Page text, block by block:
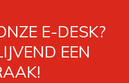
E-DESK?
EEN